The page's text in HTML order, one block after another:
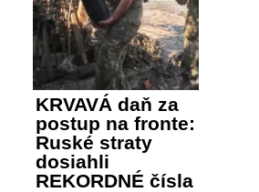
KRVAVÁ daň za
postup na fronte:
Ruské straty
dosiahli
REKORDNÉ čísla